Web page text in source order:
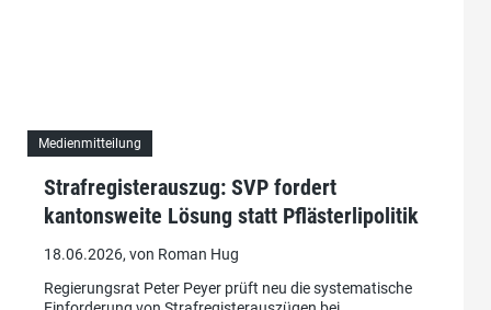
Medienmitteilung
Strafregisterauszug: SVP fordert
kantonsweite Lösung statt Pflästerlipolitik
18.06.2026, von Roman Hug
Regierungsrat Peter Peyer prüft neu die systematische